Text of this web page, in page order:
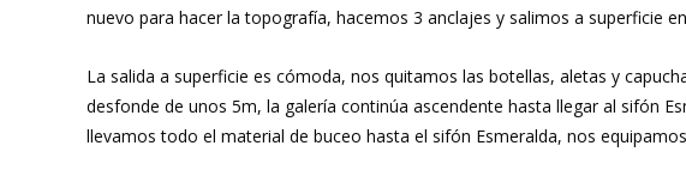
nuevo para hacer la topografía, hacemos 3 anclajes y salimos a superficie
La salida a superficie es cómoda, nos quitamos las botellas, aletas y
desfonde de unos 5m, la galería continúa ascendente hasta llegar al sifón
llevamos todo el material de buceo hasta el sifón Esmeralda, nos